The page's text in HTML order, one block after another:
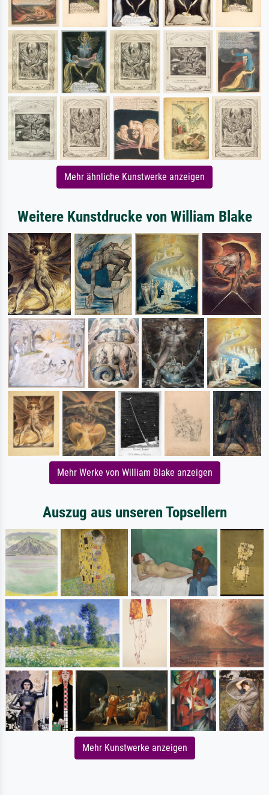
Mehr ähnliche Kunstwerke anzeigen
Weitere Kunstdrucke von William Blake
Mehr Werke von William Blake anzeigen
Auszug aus unseren Topsellern
Mehr Kunstwerke anzeigen